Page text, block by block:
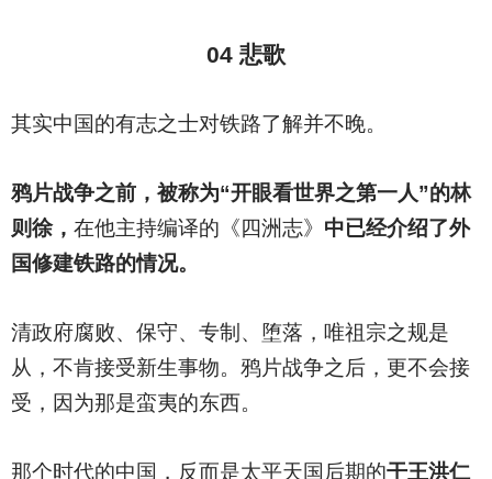
04 悲歌
其实中国的有志之士对铁路了解并不晚。
鸦片战争之前，被称为“开眼看世界之第一人”的林
则徐， 在他主持编译的《四洲志》 中已经介绍了外
国修建铁路的情况。
清政府腐败、保守、专制、堕落，唯祖宗之规是
从，不肯接受新生事物。鸦片战争之后，更不会接
受，因为那是蛮夷的东西。
那个时代的中国，反而是太平天国后期的干王洪仁